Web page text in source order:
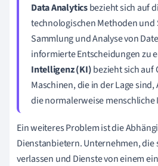
Data Analyticsbezieht sich auf
technologischen Methoden und
Sammlung und Analyse von
informierte Entscheidungen zu
Intelligenz (KI)bezieht sich auf
Maschinen, die in der Lage
die normalerweise
Ein weiteres Problem ist die
Dienstanbietern. Unternehmen, die
verlassen und Dienste von einem